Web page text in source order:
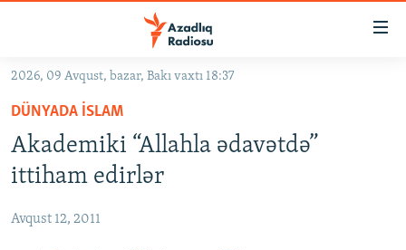
Əsas
qayıt
Əsas
naviqasiyaya
qayıt
#İZAHLA
KORRUPSIOMETR
FƏRQƏ BAX
2026, 09 Avqust, bazar, Bakı vaxtı 18:37
DÜNYADA İSLAM
Akademiki “Allahla ədavətdə”
ittiham edirlər
Avqust 12, 2011